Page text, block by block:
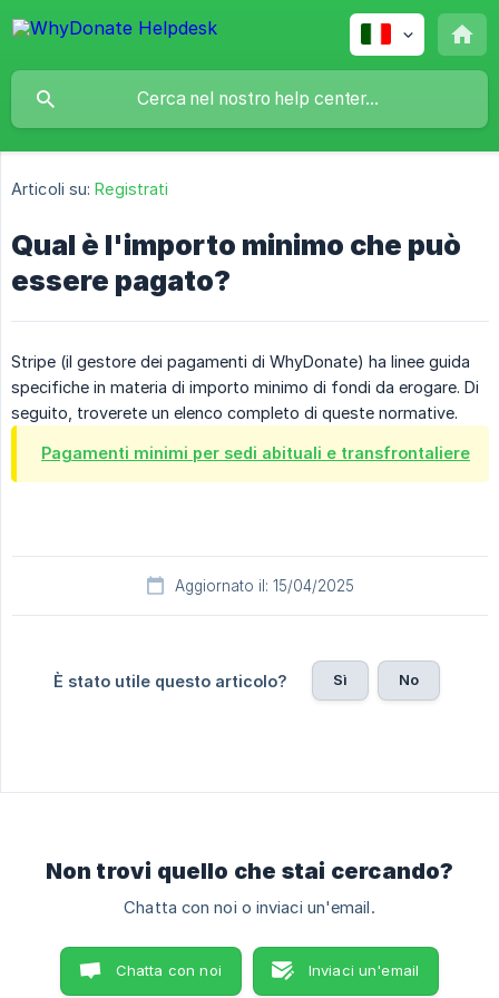
Articoli su: Registrati
Qual è l'importo minimo che può
essere pagato?
Stripe (il gestore dei pagamenti di WhyDonate) ha linee guida
specifiche in materia di importo minimo di fondi da erogare. Di
seguito, troverete un elenco completo di queste normative.
Pagamenti minimi per sedi abituali e transfrontaliere
Aggiornato il: 15/04/2025
È stato utile questo articolo? Sì No
Non trovi quello che stai cercando?
Chatta con noi o inviaci un'email.
Chatta con noi Inviaci un'email